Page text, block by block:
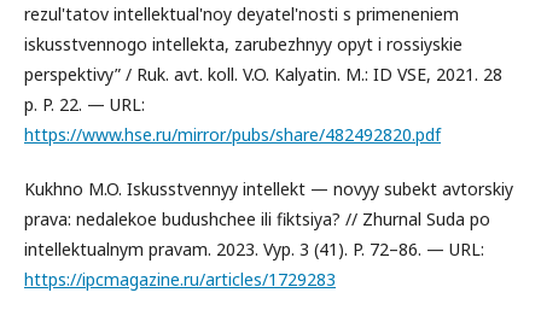
rezul'tatov intellektual'noy deyatel'nosti s primeneniem
iskusstvennogo intellekta, zarubezhnyy opyt i rossiyskie
perspektivy” / Ruk. avt. koll. V.O. Kalyatin. M.: ID VSE, 2021. 28
p. P. 22. — URL:
https://www.hse.ru/mirror/pubs/share/482492820.pdf
Kukhno M.O. Iskusstvennyy intellekt — novyy subekt avtorskiy
prava: nedalekoe budushchee ili fiktsiya? // Zhurnal Suda po
intellektualnym pravam. 2023. Vyp. 3 (41). P. 72–86. — URL:
https://ipcmagazine.ru/articles/1729283